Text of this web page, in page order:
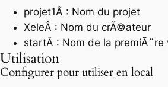
projet1Â : Nom du projet
XeleÂ : Nom du crÃ©ateur
startÂ : Nom de la premiÃ¨re
Utilisation
Configurer pour utiliser en local